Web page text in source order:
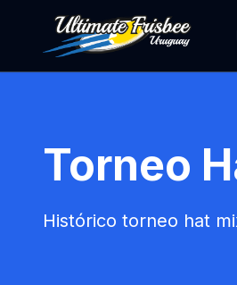
Torneo
Histórico torneo hat